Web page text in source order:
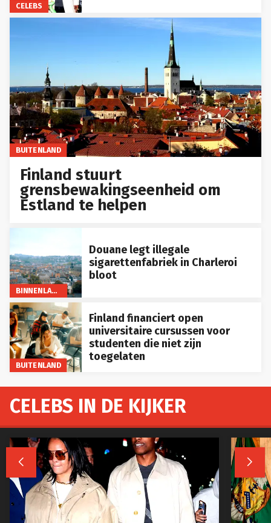
CELEBS
BUITENLAND
Finland stuurt
grensbewakingseenheid om
Estland te helpen
BINNENLAND
Douane legt illegale
sigarettenfabriek in Charleroi
bloot
BUITENLAND
Finland financiert open
universitaire cursussen voor
studenten die niet zijn
toegelaten
CELEBS IN DE KIJKER
 